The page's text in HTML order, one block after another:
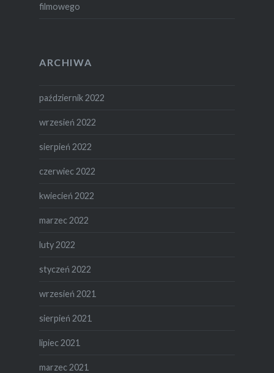
filmowego
ARCHIWA
październik 2022
wrzesień 2022
sierpień 2022
czerwiec 2022
kwiecień 2022
marzec 2022
luty 2022
styczeń 2022
wrzesień 2021
sierpień 2021
lipiec 2021
marzec 2021